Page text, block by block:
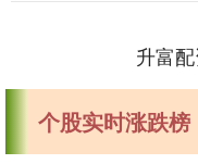
升富
个股实时涨跌榜